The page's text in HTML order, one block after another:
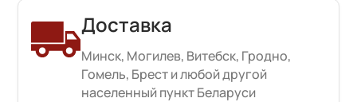
Доставка
Минск, Могилев, Витебск, Гродно,
Гомель, Брест и любой другой
населенный пункт Беларуси